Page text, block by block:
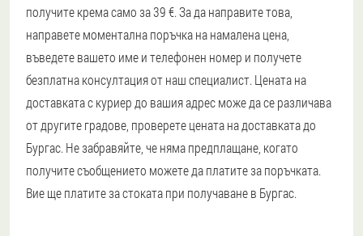
получите крема само за 39 €. За да направите това,
направете моментална поръчка на намалена цена,
въведете вашето име и телефонен номер и получете
безплатна консултация от наш специалист. Цената на
доставката с куриер до вашия адрес може да се различава
от другите градове, проверете цената на доставката до
Бургас. Не забравяйте, че няма предплащане, когато
получите съобщението можете да платите за поръчката.
Вие ще платите за стоката при получаване в Бургас.